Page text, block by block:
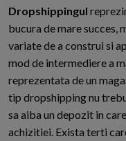
Dropshippingul
bucura de mare
variate de a construi si
mod de intermediere a
reprezentata de un
tip dropshipping nu
sa aiba un depozit in
achizitiei. Exista terti